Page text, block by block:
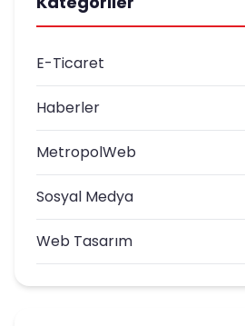
E-Ticaret
Haberler
MetropolWeb
Sosyal Medya
Web Tasarım